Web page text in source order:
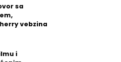
sa
vebzina
i